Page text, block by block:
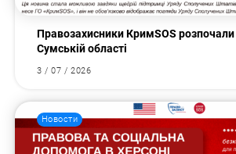
Правозахисники КримSOS розпочали
Сумській області
3 / 07 / 2026
Новости